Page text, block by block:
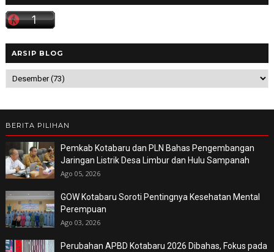
ARSIP BLOG
BERITA PILIHAN
Pemkab Kotabaru dan PLN Bahas Pengembangan
Jaringan Listrik Desa Limbur dan Hulu Sampanah
Ago 05, 2026
GOW Kotabaru Soroti Pentingnya Kesehatan Mental
Perempuan
Ago 03, 2026
Perubahan APBD Kotabaru 2026 Dibahas, Fokus pada